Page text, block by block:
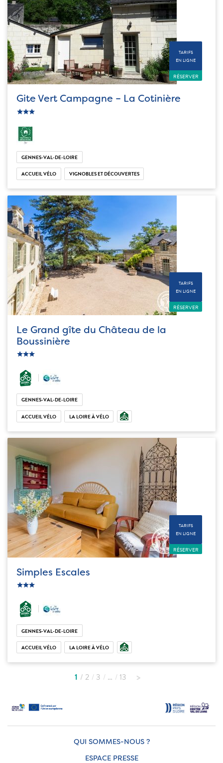
TARIFS
EN LIGNE
RÉSERVER
Gite Vert Campagne – La Cotinière
ic_star
ic_star
GENNES-VAL-DE-LOIRE
ACCUEIL VÉLO VIGNOBLES ET DÉCOUVERTES
TARIFS
EN LIGNE
RÉSERVER
Le Grand gîte du Château de la
Boussinière
ic_star
ic_star
GENNES-VAL-DE-LOIRE
ACCUEIL VÉLO LA LOIRE À VÉLO
TARIFS
EN LIGNE
RÉSERVER
Simples Escales
ic_star
ic_star
GENNES-VAL-DE-LOIRE
ACCUEIL VÉLO LA LOIRE À VÉLO
1 2 3 … 13
QUI SOMMES-NOUS ?
ESPACE PRESSE